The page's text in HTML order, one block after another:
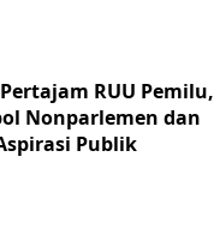
RUU Pemilu,
Nonparlemen dan
Publik